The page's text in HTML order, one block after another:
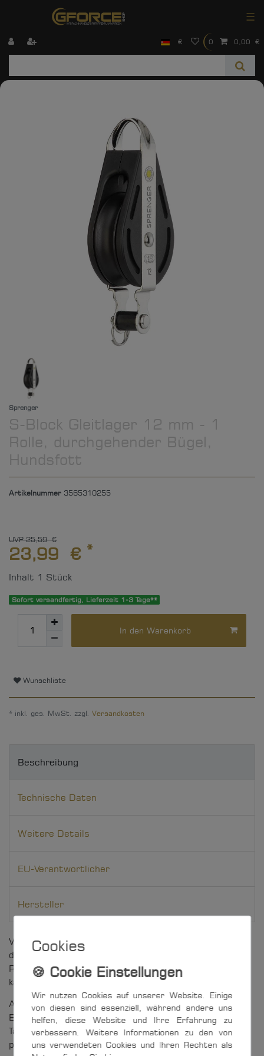
☰
€ 0 0,00 €
Sprenger
S-Block Gleitlager 12 mm - 1
Rolle, durchgehender Bügel,
Hundsfott
Artikelnummer 3565310255
UVP 25,59 €
23,99 € *
Inhalt 1 Stück
Sofort versandfertig, Lieferzeit 1-3 Tage**
In den Warenkorb
Wunschliste
* inkl. ges. MwSt. zzgl. Versandkosten
Beschreibung
Technische Daten
Weitere Details
EU-Verantwortlicher
Hersteller
Vielseitig einsetzbarer 12 mm-Block mit
durchgehendem Bügel und Hundsfott aus Edelstahl
Rostfrei. Der mit einem Splentring versehene Bolzen
kann bei Bedarf entfernt werden.
Auf der formstabilen Edelstahl-Lasche sind die zum
Einsatz kommende Lagerart sowie die maximale
Tauwerk-Stärke auf einen Blick erkenntlich - ein
praktisches Merkmal aller Artikel der S-Block-Serie.
Cookies
Wir nutzen Cookies auf unserer Website. Einige
von diesen sind essenziell, während andere uns
helfen, diese Website und Ihre Erfahrung zu
verbessern. Weitere Informationen zu den von
uns verwendeten Cookies und Ihren Rechten als